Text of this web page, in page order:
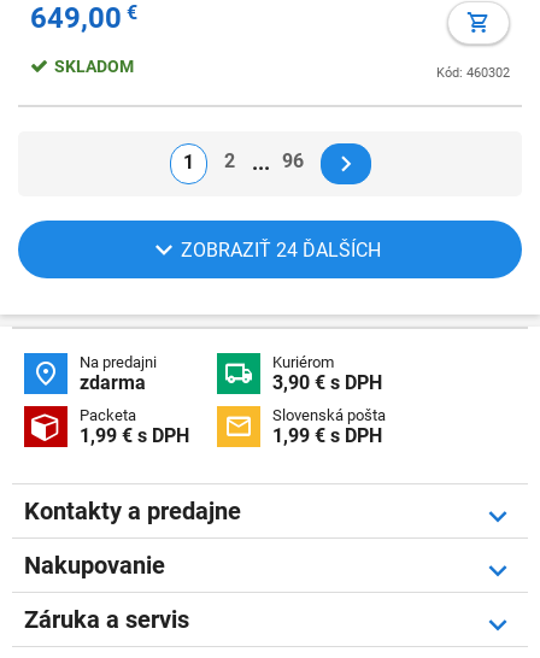
649,00 €
Kód: 460302
SKLADOM
1 2 96
ZOBRAZIŤ 24 ĎALŠÍCH
 Na predajni
zdarma  Kuriérom
3,90 € s DPH
 Packeta
1,99 € s DPH  Slovenská pošta
1,99 € s DPH
Kontakty a predajne
Nakupovanie
Záruka a servis